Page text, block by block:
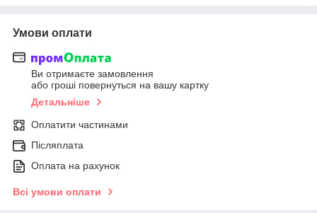
Умови оплати
Ви отримаєте замовлення
або гроші повернуться на вашу картку
Детальніше
Оплатити частинами
Післяплата
Оплата на рахунок
Всі умови оплати